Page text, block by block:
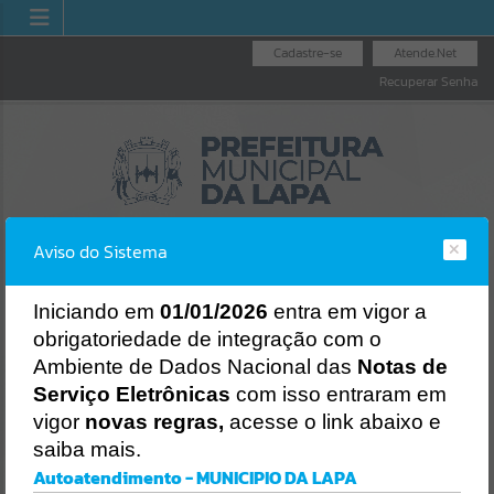
Atende.Net
Cadastre-se
Recuperar Senha
LICITAÇÕES
NOTA FISCAL
ELETRÔNICA
NOTA FISCAL
NACIONAL
Aviso do Sistema
Iniciando em 01/01/2026 entra em vigor a
obrigatoriedade de integração com o
Ambiente de Dados Nacional das Notas de
Serviço Eletrônicas com isso entraram em
vigor novas regras, acesse o link abaixo e
saiba mais.
Autoatendimento - MUNICIPIO DA LAPA
Erro
Gerenciamento do Sistema
Ocorreu um erro de script: